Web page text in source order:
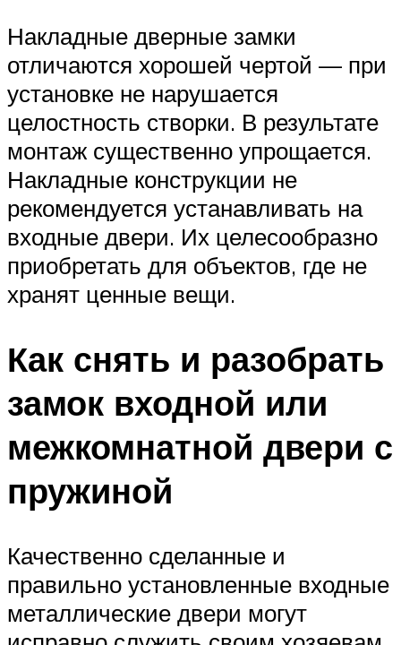
Накладные дверные замки
отличаются хорошей чертой — при
установке не нарушается
целостность створки. В результате
монтаж существенно упрощается.
Накладные конструкции не
рекомендуется устанавливать на
входные двери. Их целесообразно
приобретать для объектов, где не
хранят ценные вещи.
Как снять и разобрать
замок входной или
межкомнатной двери с
пружиной
Качественно сделанные и
правильно установленные входные
металлические двери могут